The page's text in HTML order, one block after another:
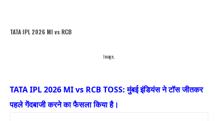
TATA IPL 2026 MI vs RCB
Image..
TATA IPL 2026 MI vs RCB TOSS: मुंबई इंडियंस ने टॉस जीतकर
पहले गेंदबाजी करने का फैसला किया है।